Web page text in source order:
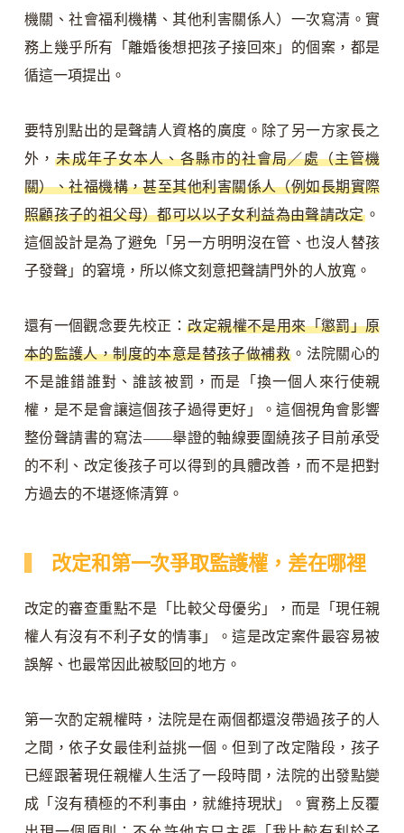
機關、社會福利機構、其他利害關係人）一次寫清。實
務上幾乎所有「離婚後想把孩子接回來」的個案，都是
循這一項提出。
要特別點出的是聲請人資格的廣度。除了另一方家長之
外，未成年子女本人、各縣市的社會局／處（主管機
關）、社福機構，甚至其他利害關係人（例如長期實際
照顧孩子的祖父母）都可以以子女利益為由聲請改定 。
這個設計是為了避免「另一方明明沒在管、也沒人替孩
子發聲」的窘境，所以條文刻意把聲請門外的人放寬。
還有一個觀念要先校正：改定親權不是用來「懲罰」原
本的監護人，制度的本意是替孩子做補救 。法院關心的
不是誰錯誰對、誰該被罰，而是「換一個人來行使親
權，是不是會讓這個孩子過得更好」。這個視角會影響
整份聲請書的寫法——舉證的軸線要圍繞孩子目前承受
的不利、改定後孩子可以得到的具體改善，而不是把對
方過去的不堪逐條清算。
改定和第一次爭取監護權，差在哪裡
改定的審查重點不是「比較父母優劣」，而是「現任親
權人有沒有不利子女的情事」。這是改定案件最容易被
誤解、也最常因此被駁回的地方。
第一次酌定親權時，法院是在兩個都還沒帶過孩子的人
之間，依子女最佳利益挑一個。但到了改定階段，孩子
已經跟著現任親權人生活了一段時間，法院的出發點變
成「沒有積極的不利事由，就維持現狀」。實務上反覆